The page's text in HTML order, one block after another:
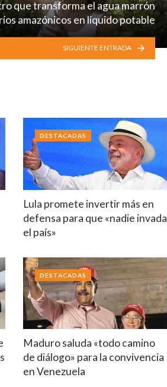
que transforma el agua marrón
amazónicos en líquido potable
SIGUIENTE ENTRADA
Lula promete invertir más en
defensa para que «nadie invada
el país»
DESTACADAS
Maduro saluda «todo camino
de diálogo» para la convivencia
en Venezuela
DESTACADAS